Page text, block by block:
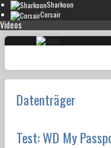
Sharkoon
Corsair
Videos
Datenträger
Test: WD My